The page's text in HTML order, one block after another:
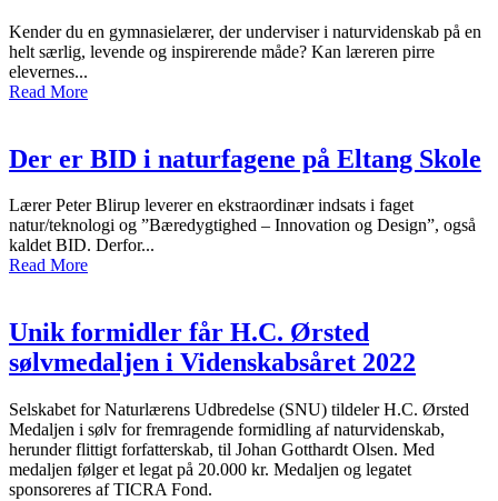
Kender du en gymnasielærer, der underviser i naturvidenskab på en
helt særlig, levende og inspirerende måde? Kan læreren pirre
elevernes...
Read More
Der er BID i naturfagene på Eltang Skole
Lærer Peter Blirup leverer en ekstraordinær indsats i faget
natur/teknologi og ”Bæredygtighed – Innovation og Design”, også
kaldet BID. Derfor...
Read More
Unik formidler får H.C. Ørsted
sølvmedaljen i Videnskabsåret 2022
Selskabet for Naturlærens Udbredelse (SNU) tildeler H.C. Ørsted
Medaljen i sølv for fremragende formidling af naturvidenskab,
herunder flittigt forfatterskab, til Johan Gotthardt Olsen. Med
medaljen følger et legat på 20.000 kr. Medaljen og legatet
sponsoreres af TICRA Fond.